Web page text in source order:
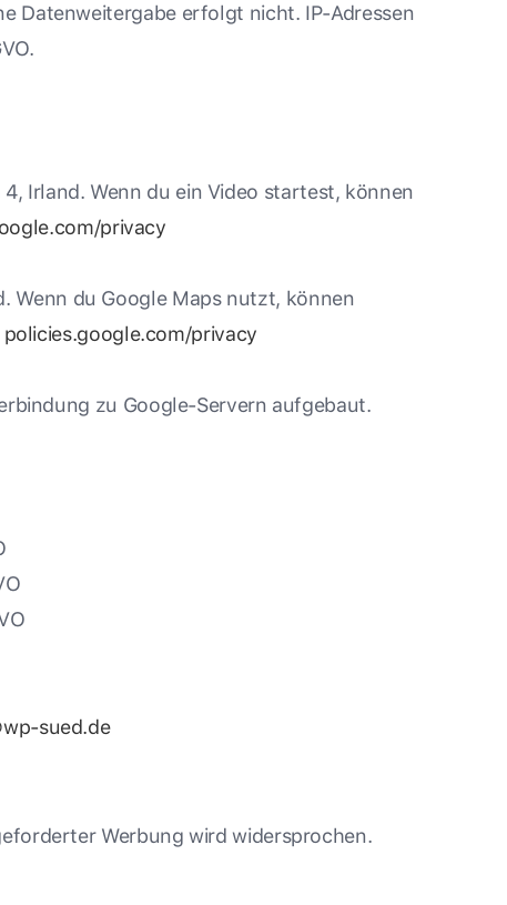
Datenweitergabe erfolgt nicht. IP-Adressen
Irland. Wenn du ein Video startest, können
privacy
Wenn du Google Maps nutzt, können
policies.google.com/privacy
zu Google-Servern aufgebaut.
sued.de
Werbung wird widersprochen.